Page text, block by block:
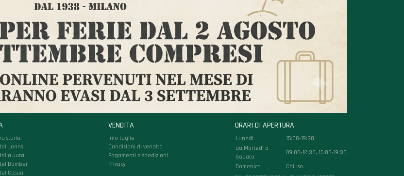
storia
Jeans
Juta
Bomber
Casual
VENDITA
Info taglie
Condizioni di vendita
Pagamenti e spedizioni
Privacy
ORARI DI APERTURA
Lunedì
15:00-19:30
da Martedì a
Sabato
09:00-12:30, 15:00-19:30
Domenica
Chiuso